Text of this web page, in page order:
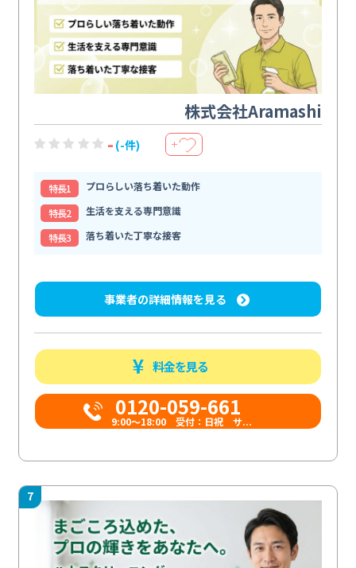
株式会社Aramashi
- (-件) ＋
特⻑1
プロらしい落ち着いた動作
特⻑2
生活を支える専門意識
特⻑3
落ち着いた丁寧な接客
事業者の詳細情報を見る
料金を見る
0120-059-661
9:00〜18:00 受付：日祝 サ...
7